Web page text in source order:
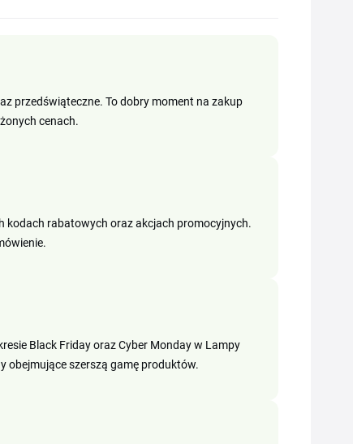
przedświąteczne. To dobry moment na zakup
cenach.
kodach rabatowych oraz akcjach promocyjnych.
Black Friday oraz Cyber Monday w Lampy
obejmujące szerszą gamę produktów.